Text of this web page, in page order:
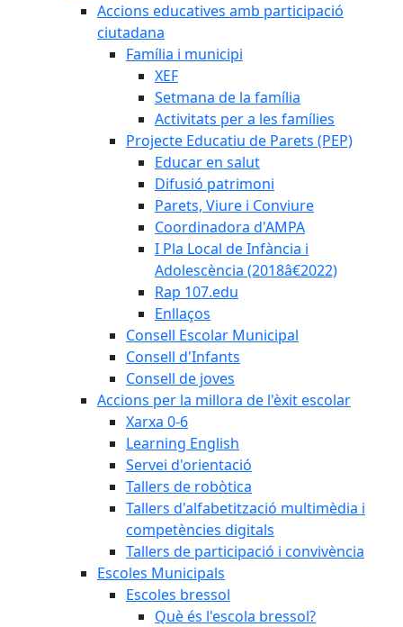
Accions educatives amb participació
ciutadana
Família i municipi
XEF
Setmana de la família
Activitats per a les famílies
Projecte Educatiu de Parets (PEP)
Educar en salut
Difusió patrimoni
Parets, Viure i Conviure
Coordinadora d'AMPA
I Pla Local de Infància i
Adolescència (2018â€2022)
Rap 107.edu
Enllaços
Consell Escolar Municipal
Consell d'Infants
Consell de joves
Accions per la millora de l'èxit escolar
Xarxa 0-6
Learning English
Servei d'orientació
Tallers de robòtica
Tallers d'alfabetització multimèdia i
competències digitals
Tallers de participació i convivència
Escoles Municipals
Escoles bressol
Què és l'escola bressol?